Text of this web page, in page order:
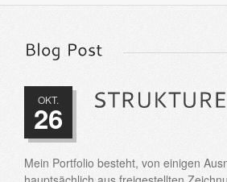
OKT.
26
Mein Portfolio besteht, von einigen